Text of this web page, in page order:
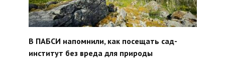
В ПАБСИ напомнили, как посещать сад-
институт без вреда для природы